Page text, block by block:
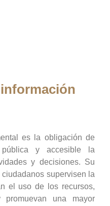
es la obligación de
y accesible la
y decisiones. Su
supervisen la
el uso de los recursos,
una mayor